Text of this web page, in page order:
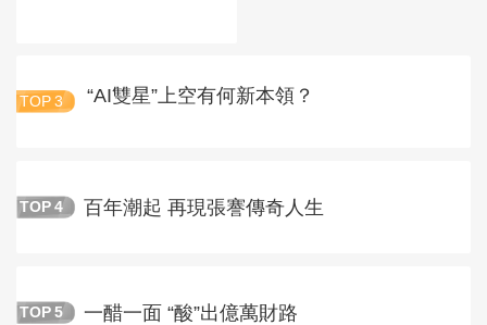
TOP 3 “AI雙星”上空有何新本領？
TOP 4 百年潮起 再現張謇傳奇人生
TOP 5 一醋一面 “酸”出億萬財路